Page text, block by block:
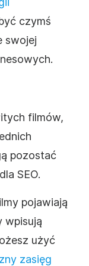
czymś
swojej
filmów,
pozostać
SEO.
pojawiają
wpisują
użyć
zasięg